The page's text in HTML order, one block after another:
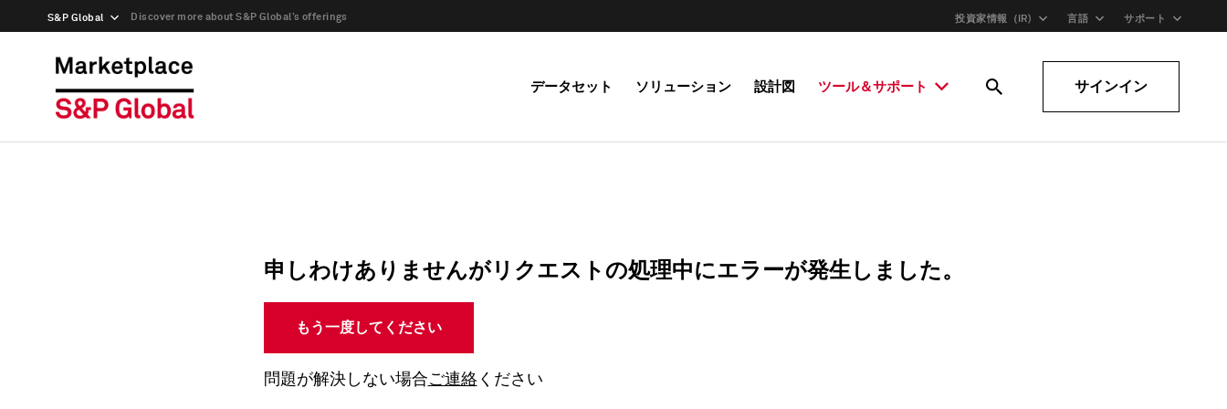
S&P Global Discover more about S&P Global’s offerings 投資家情報（IR) 言語 サポート
データセット ソリューション 設計図 ツール＆サポート サインイン
申しわけありませんがリクエストの処理中にエラーが発生しました。
もう一度してください
問題が解決しない場合ご連絡 ください